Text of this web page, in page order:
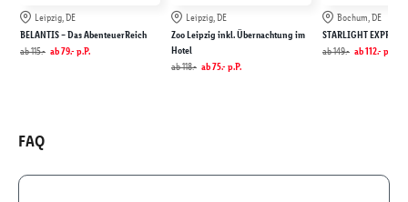
Leipzig, DE
BELANTIS – Das AbenteuerReich
ab115.- ab79.- p.P.
Leipzig, DE
Zoo Leipzig inkl. Übernachtung im
Hotel
ab118.- ab75.- p.P.
Bochum, DE
STARLIGHT EXPRESS
ab149.- ab112.- p.P.
FAQ